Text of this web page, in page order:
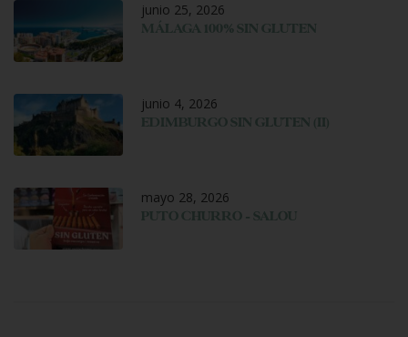
junio 25, 2026
MÁLAGA 100% SIN GLUTEN
junio 4, 2026
EDIMBURGO SIN GLUTEN (II)
mayo 28, 2026
PUTO CHURRO – SALOU